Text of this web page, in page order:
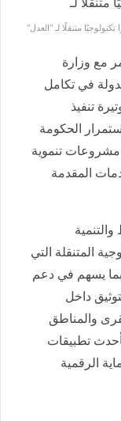
مع وزارة
في تكامل
تنفيذ
الحكومة
مشروعات تنموية
المقدمة
المتنقلة التي
وصلت إلى 93 مركزًا، بما يسهم في دعم
داخل
والمناطق
بأحدث تطبيقات
الرقمية